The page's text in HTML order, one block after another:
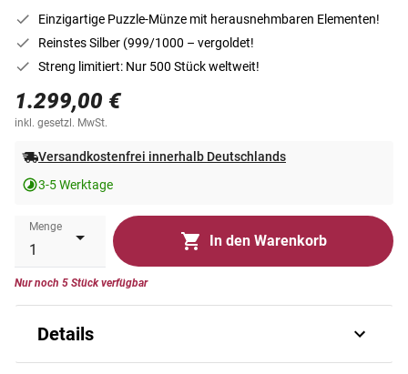
Einzigartige Puzzle-Münze mit herausnehmbaren Elementen!
Reinstes Silber (999/1000 – vergoldet!
Streng limitiert: Nur 500 Stück weltweit!
1.299,00 €
inkl. gesetzl. MwSt.
Versandkostenfrei innerhalb Deutschlands
3-5 Werktage
Menge
In den Warenkorb
Nur noch 5 Stück verfügbar
Details